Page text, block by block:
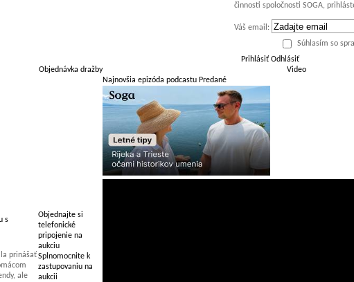
činnosti spoločnosti SOGA,
Váš email:
Súhlasím so
Prihlásiť Odhlásiť
Objednávka dražby Video
s
prinášať
ale
Objednajte si
telefonické
pripojenie na
aukciu
Splnomocnite k
zastupovaniu na
aukcii
Najnovšia epizóda podcastu Predané